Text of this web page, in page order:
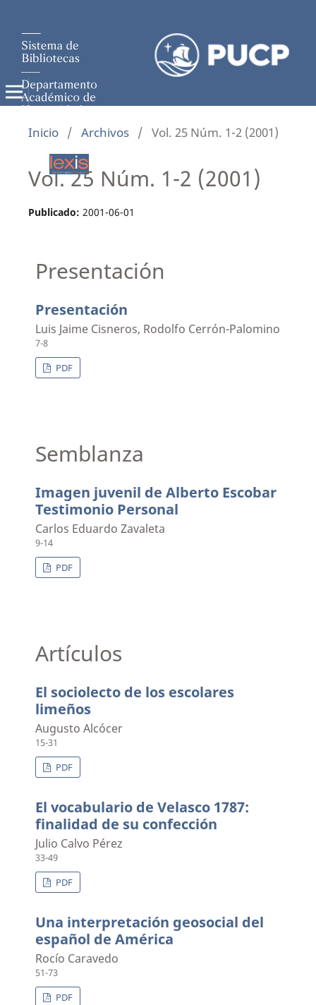
Inicio / Archivos / Vol. 25 Núm. 1-2 (2001)
Vol. 25 Núm. 1-2 (2001)
Publicado: 2001-06-01
Presentación
Presentación
Luis Jaime Cisneros, Rodolfo Cerrón-Palomino
7-8
PDF
Semblanza
Imagen juvenil de Alberto Escobar
Testimonio Personal
Carlos Eduardo Zavaleta
9-14
PDF
Artículos
El sociolecto de los escolares
limeños
Augusto Alcócer
15-31
PDF
El vocabulario de Velasco 1787:
finalidad de su confección
Julio Calvo Pérez
33-49
PDF
Una interpretación geosocial del
español de América
Rocío Caravedo
51-73
PDF